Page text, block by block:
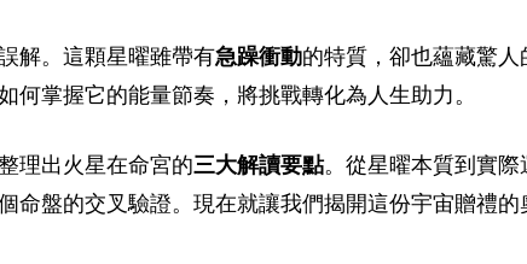
解。這顆星曜雖帶有急躁衝動的特質，卻也蘊藏驚人
何掌握它的能量節奏，將挑戰轉化為人生助力。
理出火星在命宮的三大解讀要點。從星曜本質到實際
命盤的交叉驗證。現在就讓我們揭開這份宇宙贈禮的